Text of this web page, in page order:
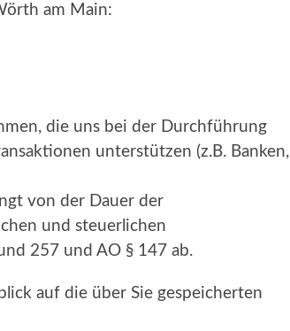
am Main:
die uns bei der Durchführung
unterstützen (z.B. Banken,
von der Dauer der
und steuerlichen
257 und AO § 147 ab.
auf die über Sie gespeicherten